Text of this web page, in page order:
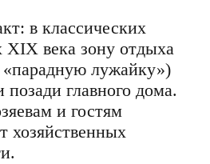
в классических
XIX века зону отдыха
лужайку»)
позади главного дома.
и гостям
хозяйственных